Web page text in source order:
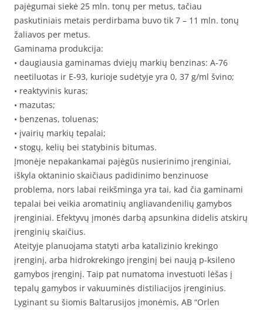
pajėgumai siekė 25 mln. tonų per metus, tačiau
paskutiniais metais perdirbama buvo tik 7 – 11 mln. tonų
žaliavos per metus.
Gaminama produkcija:
• daugiausia gaminamas dviejų markių benzinas: A-76
neetiluotas ir E-93, kurioje sudėtyje yra 0, 37 g/ml švino;
• reaktyvinis kuras;
• mazutas;
• benzenas, toluenas;
• įvairių markių tepalai;
• stogų, kelių bei statybinis bitumas.
Įmonėje nepakankamai pajėgūs nusierinimo įrenginiai,
iškyla oktaninio skaičiaus padidinimo benzinuose
problema, nors labai reikšminga yra tai, kad čia gaminami
tepalai bei veikia aromatinių angliavandenilių gamybos
įrenginiai. Efektyvų įmonės darbą apsunkina didelis atskirų
įrenginių skaičius.
Ateityje planuojama statyti arba katalizinio krekingo
įrenginį, arba hidrokrekingo įrenginį bei naują p-ksileno
gamybos įrenginį. Taip pat numatoma investuoti lėšas į
tepalų gamybos ir vakuuminės distiliacijos įrenginius.
Lyginant su šiomis Baltarusijos įmonėmis, AB “Orlen